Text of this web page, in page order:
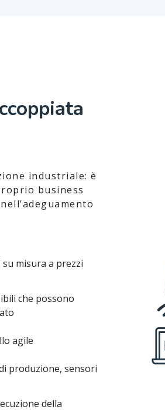
industriale: è
business
misura a prezzi
che possono
agile
produzione, sensori
della